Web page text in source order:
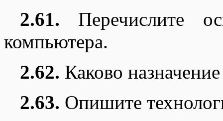
2.61. Перечислите
компьютера.
2.62. Каково
2.63. Опишите